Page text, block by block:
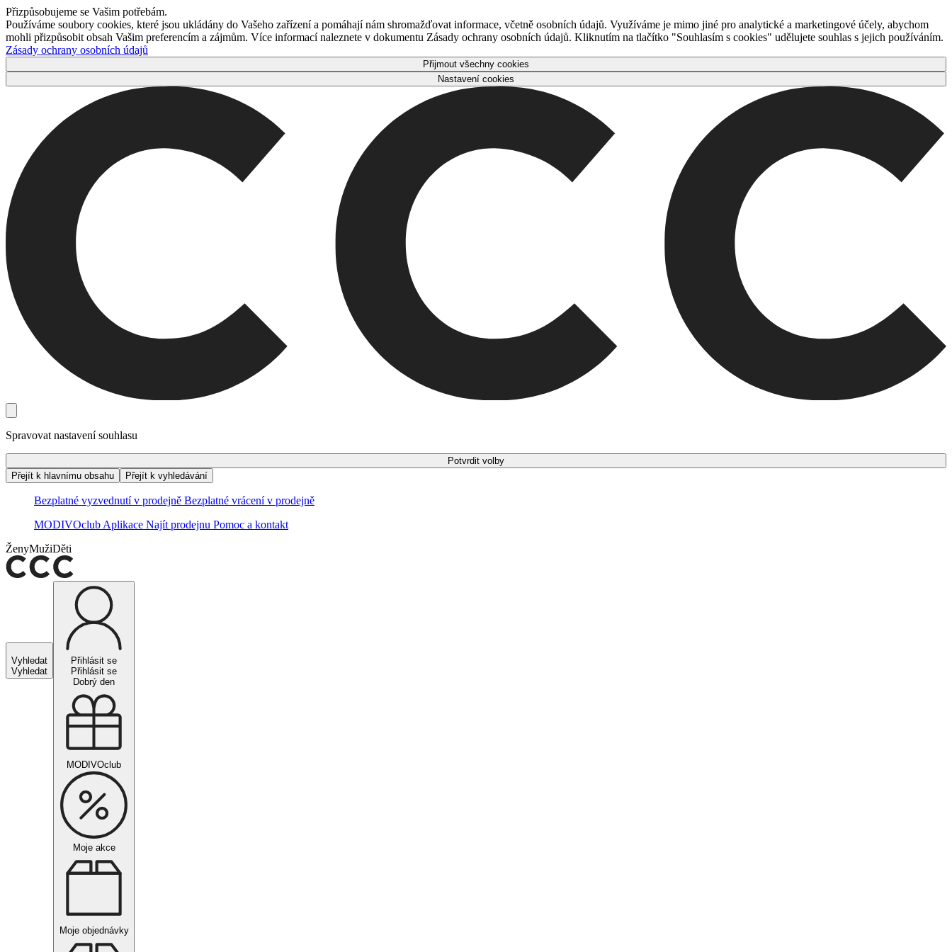
Přizpůsobujeme se Vašim potřebám.
Používáme soubory cookies, které jsou ukládány do Vašeho zařízení a pomáhají nám shromažďovat informace, včetně osobních údajů. Využíváme je mimo jiné pro analytické a marketingové účely, abychom
mohli přizpůsobit obsah Vašim preferencím a zájmům. Více informací naleznete v dokumentu Zásady ochrany osobních údajů. Kliknutím na tlačítko "Souhlasím s cookies" udělujete souhlas s jejich používáním.
Zásady ochrany osobních údajů
Přijmout všechny cookies
Nastavení cookies
Spravovat nastavení souhlasu
Potvrdit volby
Přejít k hlavnímu obsahu
Přejít k vyhledávání
Bezplatné vyzvednutí v prodejně Bezplatné vrácení v prodejně
MODIVOclub Aplikace Najít prodejnu Pomoc a kontakt
ŽenyMužiDěti
Vyhledat
Vyhledat
Přihlásit se
Přihlásit se
Dobrý den
MODIVOclub
Moje akce
Moje objednávky